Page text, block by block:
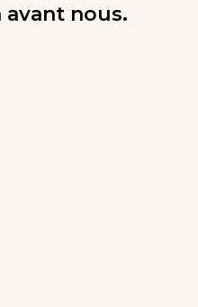
nous.